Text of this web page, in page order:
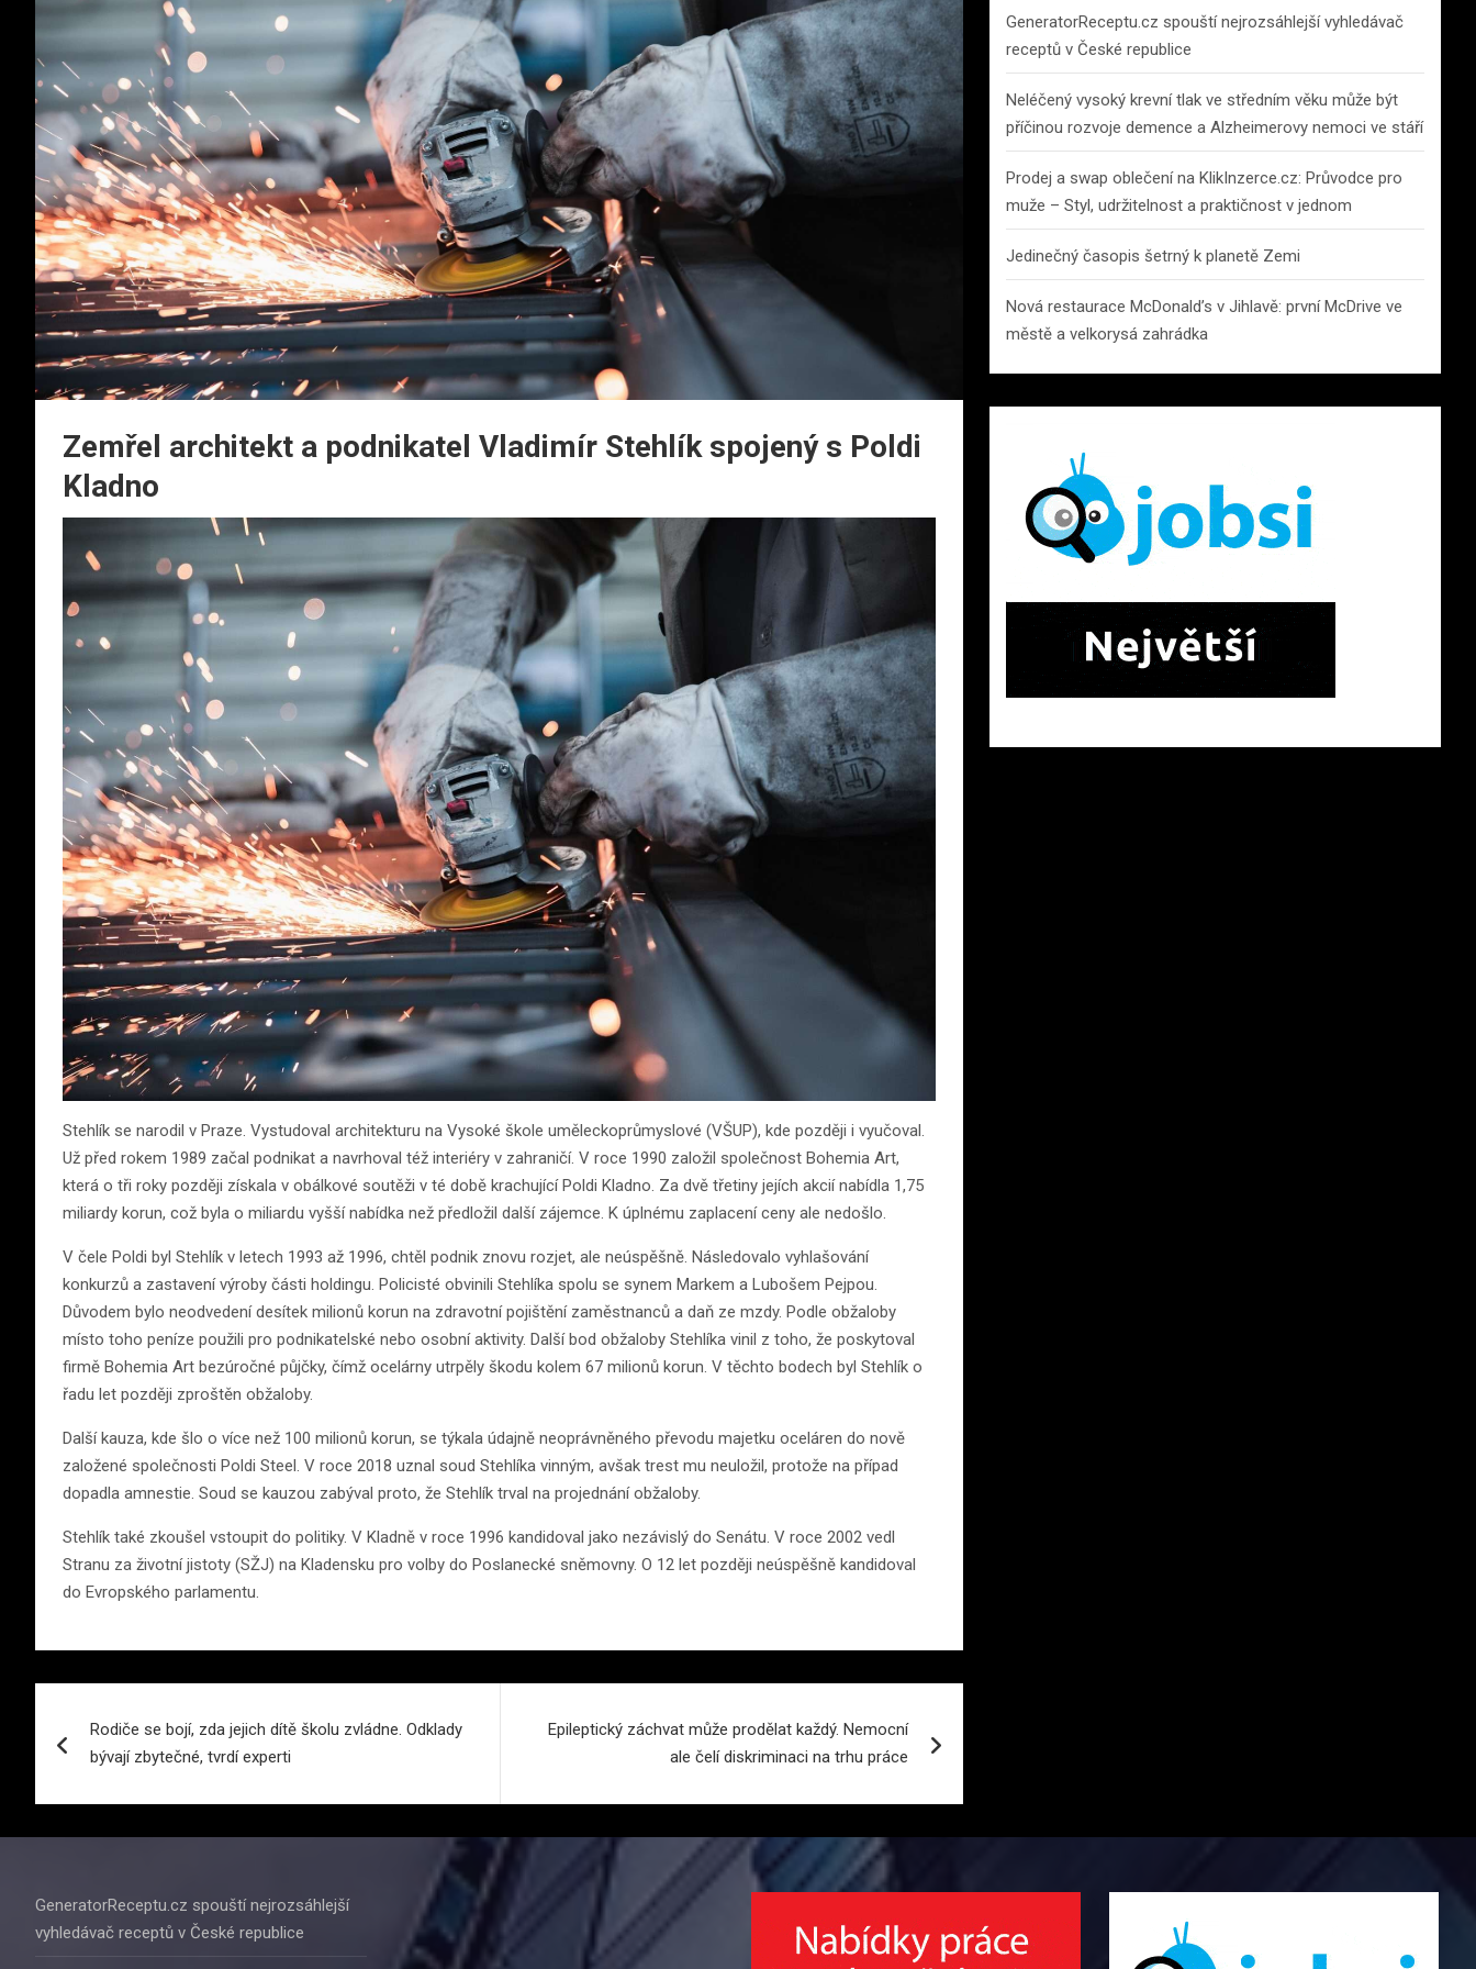
Zemřel architekt a podnikatel Vladimír Stehlík spojený s Poldi
Kladno
Stehlík se narodil v Praze. Vystudoval architekturu na Vysoké škole uměleckoprůmyslové (VŠUP), kde později i vyučoval.
Už před rokem 1989 začal podnikat a navrhoval též interiéry v zahraničí. V roce 1990 založil společnost Bohemia Art,
která o tři roky později získala v obálkové soutěži v té době krachující Poldi Kladno. Za dvě třetiny jejích akcií nabídla 1,75
miliardy korun, což byla o miliardu vyšší nabídka než předložil další zájemce. K úplnému zaplacení ceny ale nedošlo.
V čele Poldi byl Stehlík v letech 1993 až 1996, chtěl podnik znovu rozjet, ale neúspěšně. Následovalo vyhlašování
konkurzů a zastavení výroby části holdingu. Policisté obvinili Stehlíka spolu se synem Markem a Lubošem Pejpou.
Důvodem bylo neodvedení desítek milionů korun na zdravotní pojištění zaměstnanců a daň ze mzdy. Podle obžaloby
místo toho peníze použili pro podnikatelské nebo osobní aktivity. Další bod obžaloby Stehlíka vinil z toho, že poskytoval
firmě Bohemia Art bezúročné půjčky, čímž ocelárny utrpěly škodu kolem 67 milionů korun. V těchto bodech byl Stehlík o
řadu let později zproštěn obžaloby.
Další kauza, kde šlo o více než 100 milionů korun, se týkala údajně neoprávněného převodu majetku oceláren do nově
založené společnosti Poldi Steel. V roce 2018 uznal soud Stehlíka vinným, avšak trest mu neuložil, protože na případ
dopadla amnestie. Soud se kauzou zabýval proto, že Stehlík trval na projednání obžaloby.
Stehlík také zkoušel vstoupit do politiky. V Kladně v roce 1996 kandidoval jako nezávislý do Senátu. V roce 2002 vedl
Stranu za životní jistoty (SŽJ) na Kladensku pro volby do Poslanecké sněmovny. O 12 let později neúspěšně kandidoval
do Evropského parlamentu.
pro
příspěvek
Rodiče se bojí, zda jejich dítě školu zvládne. Odklady
bývají zbytečné, tvrdí experti
Epileptický záchvat může prodělat každý. Nemocní
ale čelí diskriminaci na trhu práce
GeneratorReceptu.cz spouští nejrozsáhlejší vyhledávač
receptů v České republice
Neléčený vysoký krevní tlak ve středním věku může být
příčinou rozvoje demence a Alzheimerovy nemoci ve stáří
Prodej a swap oblečení na KlikInzerce.cz: Průvodce pro
muže – Styl, udržitelnost a praktičnost v jednom
Jedinečný časopis šetrný k planetě Zemi
Nová restaurace McDonald’s v Jihlavě: první McDrive ve
městě a velkorysá zahrádka
GeneratorReceptu.cz spouští nejrozsáhlejší
vyhledávač receptů v České republice